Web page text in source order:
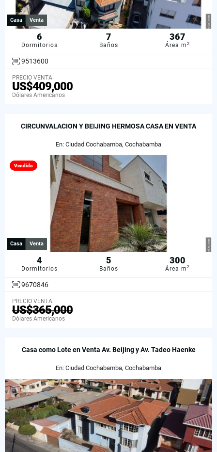
Casa Venta
6
Dormitorios
7
Baños
367
Área m2
9513600
PRECIO VENTA
US$409,000
Dólares Americanos
CIRCUNVALACION Y BEIJING HERMOSA CASA EN VENTA
En: Ciudad Cochabamba, Cochabamba
Vendido
Casa Venta
4
Dormitorios
5
Baños
300
Área m2
9670846
PRECIO VENTA
US$365,000
Dólares Americanos
Casa como Lote en Venta Av. Beijing y Av. Tadeo Haenke
En: Ciudad Cochabamba, Cochabamba